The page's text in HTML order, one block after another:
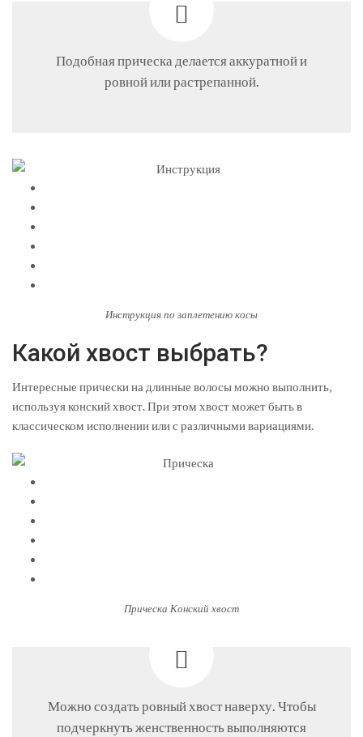
Подобная прическа делается аккуратной и
ровной или растрепанной.
Инструкция по заплетению косы
Какой хвост выбрать?
Интересные прически на длинные волосы можно выполнить,
используя конский хвост. При этом хвост может быть в
классическом исполнении или с различными вариациями.
Прическа Конский хвост
Можно создать ровный хвост наверху. Чтобы
подчеркнуть женственность выполняются